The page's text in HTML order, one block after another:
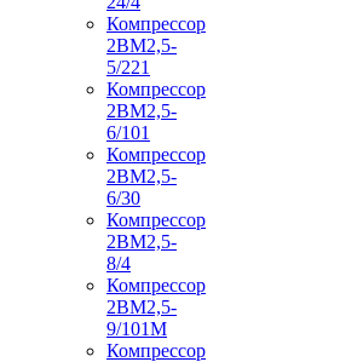
Компрессор
2ВМ2,5-
5/221
Компрессор
2ВМ2,5-
6/101
Компрессор
2ВМ2,5-
6/30
Компрессор
2ВМ2,5-
8/4
Компрессор
2ВМ2,5-
9/101М
Компрессор